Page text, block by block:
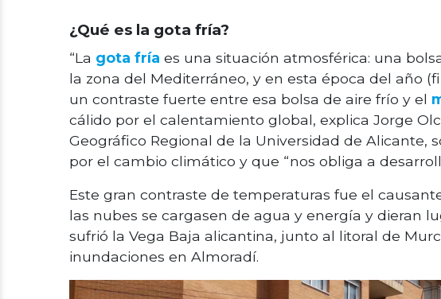
¿Qué es la gota fría?
“La gota fría es una situación atmosférica: una
la zona del Mediterráneo, y en esta época del año
un contraste fuerte entre esa bolsa de aire frío y el
cálido por el calentamiento global, explica Jorge
Geográfico Regional de la Universidad de Alicante,
por el cambio climático y que “nos obliga a
Este gran contraste de temperaturas fue el
las nubes se cargasen de agua y energía y dieran
sufrió la Vega Baja alicantina, junto al litoral de
inundaciones en Almoradí.